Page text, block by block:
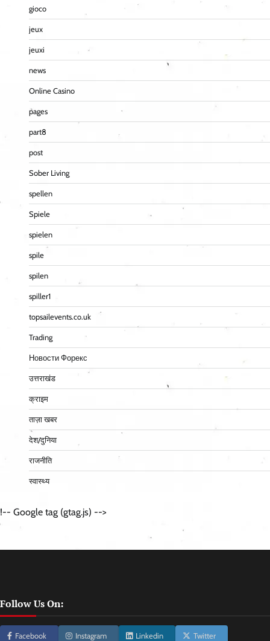
gioco
jeux
jeuxi
news
Online Casino
pages
part8
post
Sober Living
spellen
Spiele
spielen
spile
spilen
spiller1
topsailevents.co.uk
Trading
Новости Форекс
उत्तराखंड
क्राइम
ताज़ा खबर
देश/दुनिया
राजनीति
स्वास्थ्य
!-- Google tag (gtag.js) -->
Follow Us On:
Facebook Instagram Linkedin Twitter